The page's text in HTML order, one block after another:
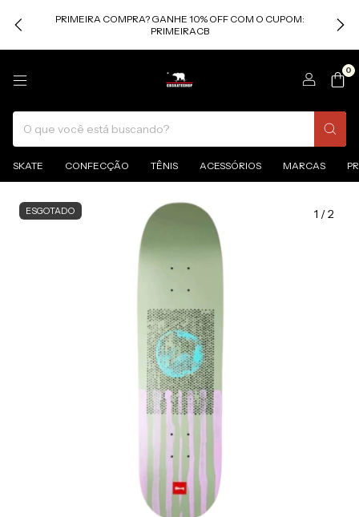
PRIMEIRA COMPRA? GANHE 10% OFF COM O CUPOM:
PRIMEIRACB
0
SKATE CONFECÇÃO TÊNIS ACESSÓRIOS MARCAS
ESGOTADO 1 /2